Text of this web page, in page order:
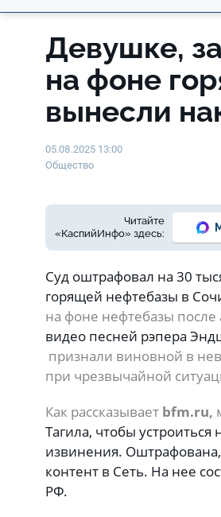
Девушке,
на фоне
вынесли
05.08.2025 13:00
Общество
Читайте
«КаспийИнфо» здесь:
Суд оштрафовал на 30
горящей нефтебазы в
на фоне нефтебазы после
видео песней рэпера
признали виновной в
при чрезвычайной
Как рассказывает bfm.ru,
Тагила, чтобы устроиться
извинения.
контент в Сеть. На нее
РФ.